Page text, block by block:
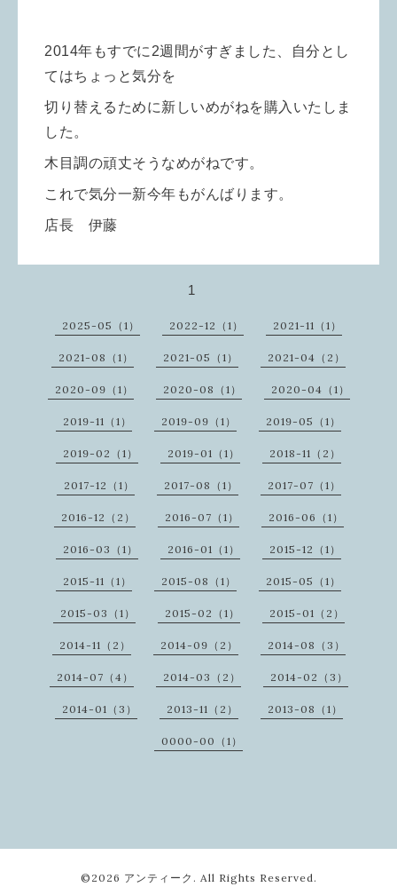
2014年もすでに2週間がすぎました、自分とし
てはちょっと気分を
切り替えるために新しいめがねを購入いたしま
した。
木目調の頑丈そうなめがねです。
これで気分一新今年もがんばります。
店長 伊藤
1
2025-05（1） 2022-12（1） 2021-11（1）
2021-08（1） 2021-05（1） 2021-04（2）
2020-09（1） 2020-08（1） 2020-04（1）
2019-11（1） 2019-09（1） 2019-05（1）
2019-02（1） 2019-01（1） 2018-11（2）
2017-12（1） 2017-08（1） 2017-07（1）
2016-12（2） 2016-07（1） 2016-06（1）
2016-03（1） 2016-01（1） 2015-12（1）
2015-11（1） 2015-08（1） 2015-05（1）
2015-03（1） 2015-02（1） 2015-01（2）
2014-11（2） 2014-09（2） 2014-08（3）
2014-07（4） 2014-03（2） 2014-02（3）
2014-01（3） 2013-11（2） 2013-08（1）
0000-00（1）
©2026 アンティーク . All Rights Reserved.